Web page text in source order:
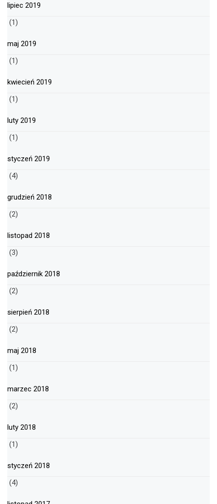
lipiec 2019
(1)
maj 2019
(1)
kwiecień 2019
(1)
luty 2019
(1)
styczeń 2019
(4)
grudzień 2018
(2)
listopad 2018
(3)
październik 2018
(2)
sierpień 2018
(2)
maj 2018
(1)
marzec 2018
(2)
luty 2018
(1)
styczeń 2018
(4)